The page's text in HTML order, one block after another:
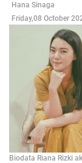
Hana Sinaga
Friday,08 October
Biodata Riana Rizki